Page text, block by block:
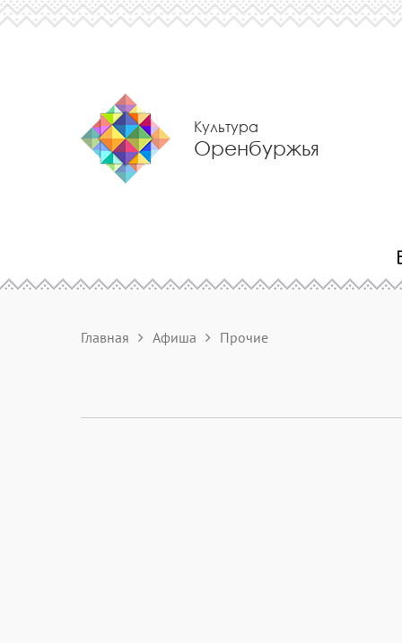
Культура
Оренбуржья
Главная Афиша Прочие